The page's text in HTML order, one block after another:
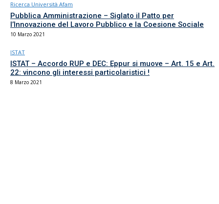
Ricerca Università Afam
Pubblica Amministrazione – Siglato il Patto per
l’Innovazione del Lavoro Pubblico e la Coesione Sociale
10 Marzo 2021
ISTAT
ISTAT – Accordo RUP e DEC: Eppur si muove – Art. 15 e Art.
22: vincono gli interessi particolaristici !
8 Marzo 2021